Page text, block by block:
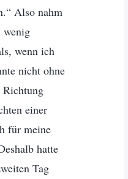
Also nahm
wenig
wenn ich
nicht ohne
Richtung
einer
für meine
hatte
Tag